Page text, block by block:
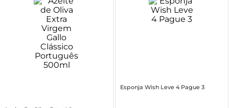
Esponja Wish Leve 4 Pague 3